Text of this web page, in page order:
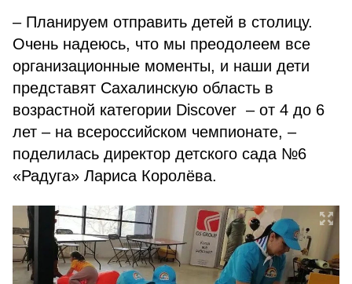
– Планируем отправить детей в столицу.
Очень надеюсь, что мы преодолеем все
организационные моменты, и наши дети
представят Сахалинскую область в
возрастной категории Discover – от 4 до 6
лет – на всероссийском чемпионате, –
поделилась директор детского сада №6
«Радуга» Лариса Королёва.